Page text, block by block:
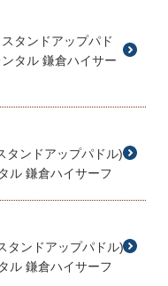
タンドアップパド
タル 鎌倉ハイサー
タンドアップパドル)
ル 鎌倉ハイサーフ
タンドアップパドル)
ル 鎌倉ハイサーフ